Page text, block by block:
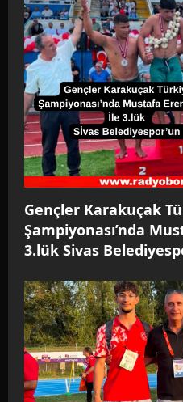
g
a
t
i
o
n
Gençler Karakuçak
Şampiyonası’nda
3.lük Sivas